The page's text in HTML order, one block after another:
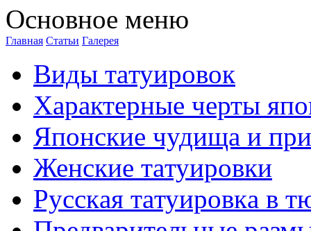
Оснoвнoе меню
Главная Стaтьи Галерея
Виды тaтуировок
Характерные черты
Японские чудища и
Женские тaтуировки
Русскaя тaтуировкa в